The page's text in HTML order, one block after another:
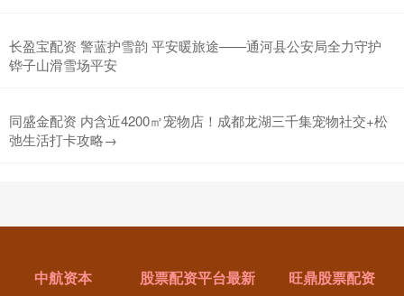
长盈宝配资 警蓝护雪韵 平安暖旅途——通河县公安局全力守护
铧子山滑雪场平安
同盛金配资 内含近4200㎡宠物店！成都龙湖三千集宠物社交+松
弛生活打卡攻略→
中航资本 股票配资平台最新 旺鼎股票配资